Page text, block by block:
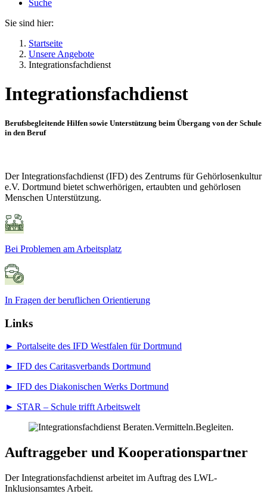
Suche
Sie sind hier:
Startseite
Unsere Angebote
Integrationsfachdienst
Integrationsfachdienst
Berufsbegleitende Hilfen sowie Unterstützung beim Übergang von der Schule
in den Beruf
Der Integrationsfachdienst (IFD) des Zentrums für Gehörlosenkultur
e.V. Dortmund bietet schwerhörigen, ertaubten und gehörlosen
Menschen Unterstützung.
Bei Problemen am Arbeitsplatz
In Fragen der beruflichen Orientierung
Links
► Portalseite des IFD Westfalen für Dortmund
► IFD des Caritasverbands Dortmund
► IFD des Diakonischen Werks Dortmund
► STAR – Schule trifft Arbeitswelt
Auftraggeber und Kooperationspartner
Der Integrationsfachdienst arbeitet im Auftrag des LWL-
Inklusionsamtes Arbeit.